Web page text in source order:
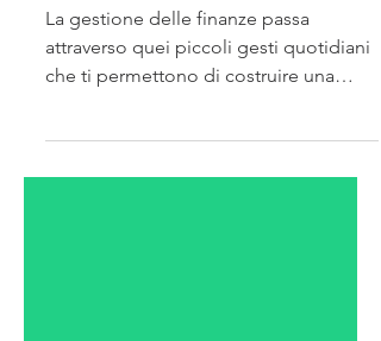
Le buone abitudini pagano
La gestione delle finanze passa
che ti permettono di costruire una